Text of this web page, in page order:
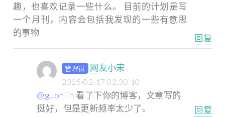
趣，也喜欢记录一些什么。 目前的计划是写
一个月刊，内容会包括我发现的一些有意思
的事物
回复
管理员 网友小宋
2025-02-17 02:30:10
@guonlin 看了下你的博客，文章写的
挺好，但是更新频率太少了。
回复